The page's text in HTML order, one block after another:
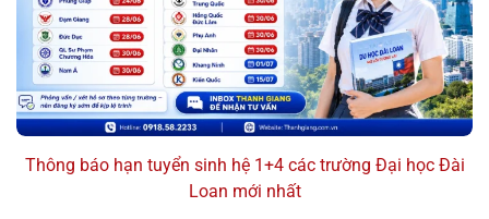
Thông báo hạn tuyển sinh hệ 1+4 các trường Đại học Đài
Loan mới nhất